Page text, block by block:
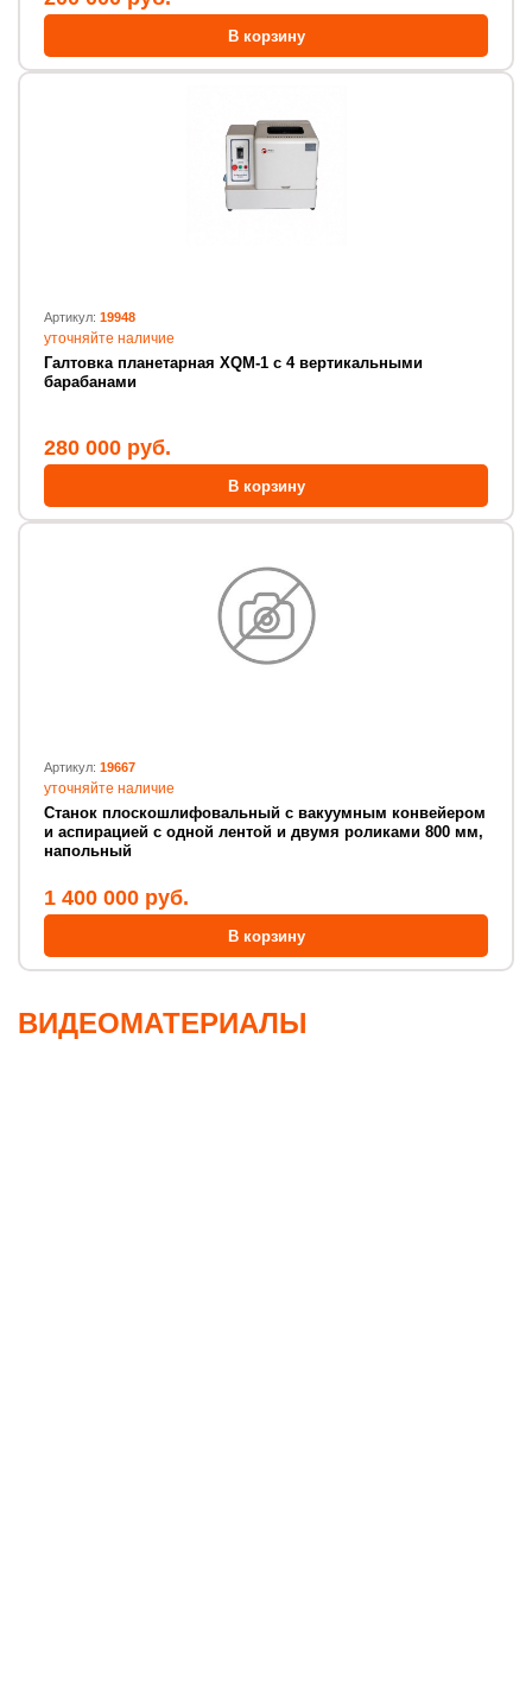
В корзину
Артикул: 19948
уточняйте наличие
Галтовка планетарная XQM-1 с 4 вертикальными
барабанами
280 000 руб.
В корзину
Артикул: 19667
уточняйте наличие
Станок плоскошлифовальный с вакуумным конвейером
и аспирацией с одной лентой и двумя роликами 800 мм,
напольный
1 400 000 руб.
В корзину
ВИДЕОМАТЕРИАЛЫ